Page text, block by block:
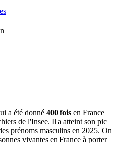
a été donné 400 fois en France
de l'Insee. Il a atteint son pic
prénoms masculins en 2025. On
vivantes en France à porter